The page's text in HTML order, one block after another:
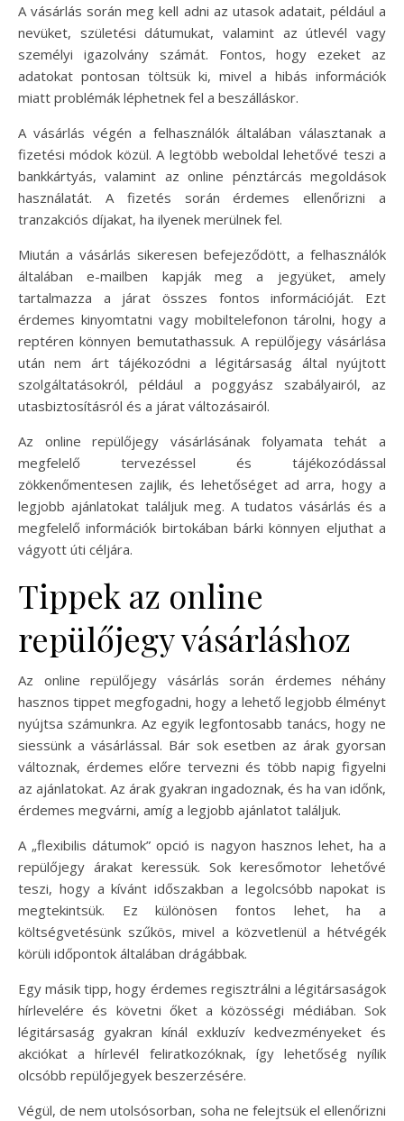
A vásárlás során meg kell adni az utasok adatait, például a
nevüket, születési dátumukat, valamint az útlevél vagy
személyi igazolvány számát. Fontos, hogy ezeket az
adatokat pontosan töltsük ki, mivel a hibás információk
miatt problémák léphetnek fel a beszálláskor.
A vásárlás végén a felhasználók általában választanak a
fizetési módok közül. A legtöbb weboldal lehetővé teszi a
bankkártyás, valamint az online pénztárcás megoldások
használatát. A fizetés során érdemes ellenőrizni a
tranzakciós díjakat, ha ilyenek merülnek fel.
Miután a vásárlás sikeresen befejeződött, a felhasználók
általában e-mailben kapják meg a jegyüket, amely
tartalmazza a járat összes fontos információját. Ezt
érdemes kinyomtatni vagy mobiltelefonon tárolni, hogy a
reptéren könnyen bemutathassuk. A repülőjegy vásárlása
után nem árt tájékozódni a légitársaság által nyújtott
szolgáltatásokról, például a poggyász szabályairól, az
utasbiztosításról és a járat változásairól.
Az online repülőjegy vásárlásának folyamata tehát a
megfelelő tervezéssel és tájékozódással
zökkenőmentesen zajlik, és lehetőséget ad arra, hogy a
legjobb ajánlatokat találjuk meg. A tudatos vásárlás és a
megfelelő információk birtokában bárki könnyen eljuthat a
vágyott úti céljára.
Tippek az online
repülőjegy vásárláshoz
Az online repülőjegy vásárlás során érdemes néhány
hasznos tippet megfogadni, hogy a lehető legjobb élményt
nyújtsa számunkra. Az egyik legfontosabb tanács, hogy ne
siessünk a vásárlással. Bár sok esetben az árak gyorsan
változnak, érdemes előre tervezni és több napig figyelni
az ajánlatokat. Az árak gyakran ingadoznak, és ha van időnk,
érdemes megvárni, amíg a legjobb ajánlatot találjuk.
A „flexibilis dátumok” opció is nagyon hasznos lehet, ha a
repülőjegy árakat keressük. Sok keresőmotor lehetővé
teszi, hogy a kívánt időszakban a legolcsóbb napokat is
megtekintsük. Ez különösen fontos lehet, ha a
költségvetésünk szűkös, mivel a közvetlenül a hétvégék
körüli időpontok általában drágábbak.
Egy másik tipp, hogy érdemes regisztrálni a légitársaságok
hírlevelére és követni őket a közösségi médiában. Sok
légitársaság gyakran kínál exkluzív kedvezményeket és
akciókat a hírlevél feliratkozóknak, így lehetőség nyílik
olcsóbb repülőjegyek beszerzésére.
Végül, de nem utolsósorban, soha ne felejtsük el ellenőrizni